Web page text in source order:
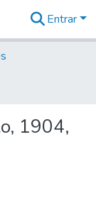
Entrar
1904,